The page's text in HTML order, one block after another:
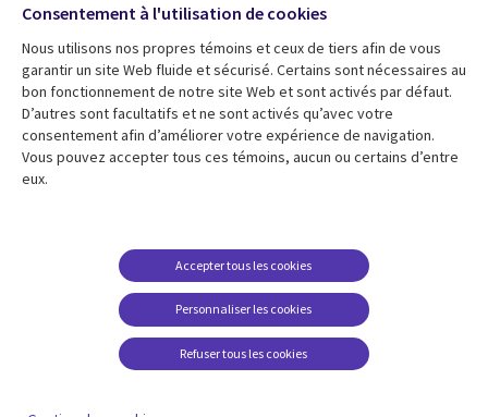
Fusions
Ressources
Library
Links
Articles
Blog
Support
Legal
Accessibilité
conditions juridiques
FAQ Carrières
Centre de gestion des
témoins
Social
Media
FRANCE
Consentement à l'utilisation de cookies
Nous utilisons nos propres témoins et ceux de tiers afin de vous
garantir un site Web fluide et sécurisé. Certains sont nécessaires au
bon fonctionnement de notre site Web et sont activés par défaut.
D’autres sont facultatifs et ne sont activés qu’avec votre
consentement afin d’améliorer votre expérience de navigation.
Vous pouvez accepter tous ces témoins, aucun ou certains d’entre
eux.
Personnaliser les cookies
Accepter tous les cookies
Refuser tous les cookies